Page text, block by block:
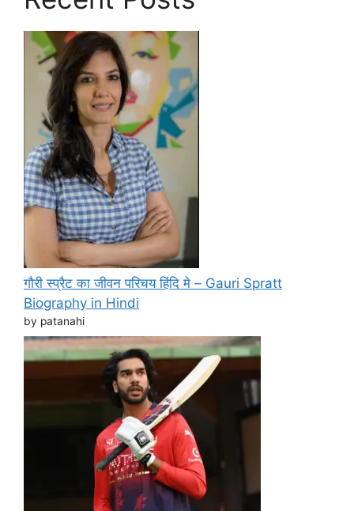
गौरी स्प्रैट का जीवन परिचय हिंदि मे – Gauri Spratt
Biography in Hindi
by patanahi